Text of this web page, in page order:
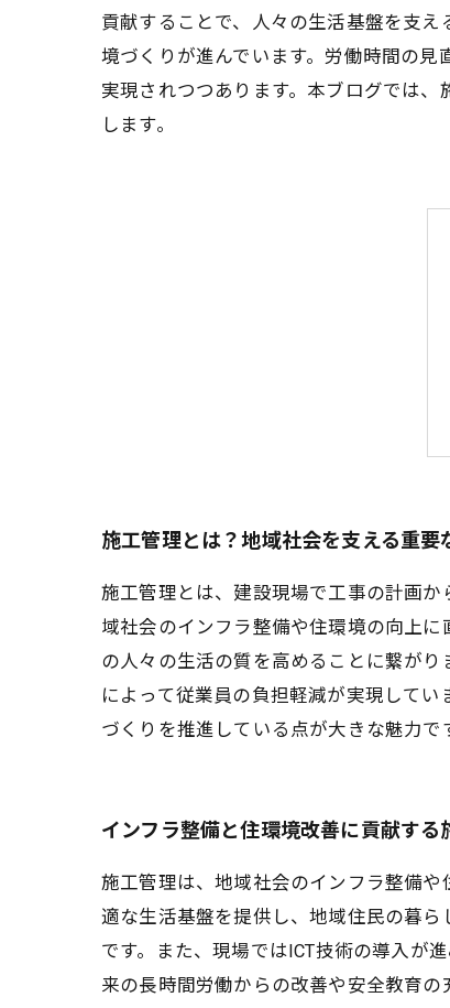
貢献することで、人々の生活基盤を支
境づくりが進んでいます。労働時間の
実現されつつあります。本ブログでは
します。
施工管理とは？地域社会を支える重要
施工管理とは、建設現場で工事の計画
域社会のインフラ整備や住環境の向上
の人々の生活の質を高めることに繋が
によって従業員の負担軽減が実現して
づくりを推進している点が大きな魅力で
インフラ整備と住環境改善に貢献する
施工管理は、地域社会のインフラ整備
適な生活基盤を提供し、地域住民の暮
です。また、現場ではICT技術の導入が
来の長時間労働からの改善や安全教育